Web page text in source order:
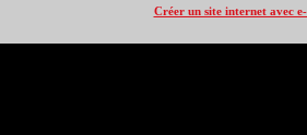
Créer un site internet avec